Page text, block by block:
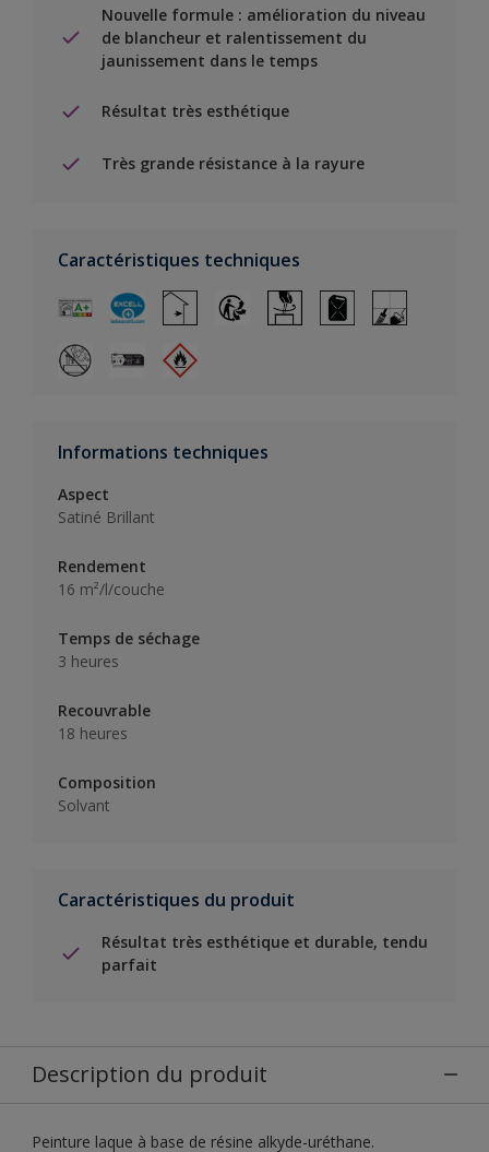
Nouvelle formule : amélioration du niveau
de blancheur et ralentissement du
jaunissement dans le temps
Résultat très esthétique
Très grande résistance à la rayure
Caractéristiques techniques
Informations techniques
Aspect
Satiné Brillant
Rendement
16 m²/l/couche
Temps de séchage
3 heures
Recouvrable
18 heures
Composition
Solvant
Caractéristiques du produit
Résultat très esthétique et durable, tendu
parfait
Description du produit
Peinture laque à base de résine alkyde-uréthane.